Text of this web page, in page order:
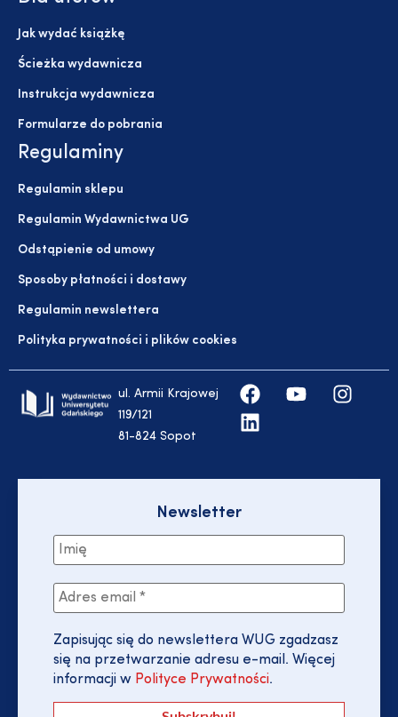
Jak wydać książkę
Ścieżka wydawnicza
Instrukcja wydawnicza
Formularze do pobrania
Regulaminy
Regulamin sklepu
Regulamin Wydawnictwa UG
Odstąpienie od umowy
Sposoby płatności i dostawy
Regulamin newslettera
Polityka prywatności i plików cookies
ul. Armii Krajowej
119/121
81-824 Sopot
Newsletter
Zapisując się do newslettera WUG zgadzasz
się na przetwarzanie adresu e-mail. Więcej
informacji w Polityce Prywatności.